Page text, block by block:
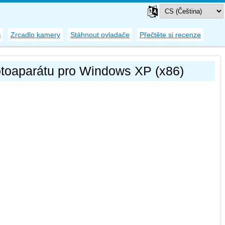
Zrcadlo kamery Stáhnout ovladače Přečtěte si recenze
pro Windows XP (x86)